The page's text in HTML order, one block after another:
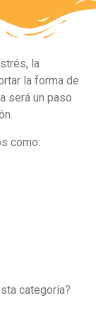
la
la forma de
será un paso
como:
categoría?